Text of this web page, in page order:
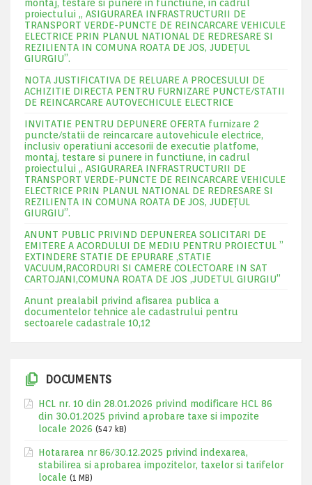
montaj, testare si punere in functiune, in cadrul
proiectului „ ASIGURAREA INFRASTRUCTURII DE
TRANSPORT VERDE-PUNCTE DE REINCARCARE VEHICULE
ELECTRICE PRIN PLANUL NATIONAL DE REDRESARE SI
REZILIENTA IN COMUNA ROATA DE JOS, JUDEŢUL
GIURGIU”.
NOTA JUSTIFICATIVA DE RELUARE A PROCESULUI DE
ACHIZITIE DIRECTA PENTRU FURNIZARE PUNCTE/STATII
DE REINCARCARE AUTOVECHICULE ELECTRICE
INVITATIE PENTRU DEPUNERE OFERTA furnizare 2
puncte/statii de reincarcare autovehicule electrice,
inclusiv operatiuni accesorii de executie platfome,
montaj, testare si punere in functiune, in cadrul
proiectului „ ASIGURAREA INFRASTRUCTURII DE
TRANSPORT VERDE-PUNCTE DE REINCARCARE VEHICULE
ELECTRICE PRIN PLANUL NATIONAL DE REDRESARE SI
REZILIENTA IN COMUNA ROATA DE JOS, JUDEŢUL
GIURGIU”.
ANUNT PUBLIC PRIVIND DEPUNEREA SOLICITARI DE
EMITERE A ACORDULUI DE MEDIU PENTRU PROIECTUL ”
EXTINDERE STATIE DE EPURARE ,STATIE
VACUUM,RACORDURI SI CAMERE COLECTOARE IN SAT
CARTOJANI,COMUNA ROATA DE JOS ,JUDETUL GIURGIU”
Anunt prealabil privind afisarea publica a
documentelor tehnice ale cadastrului pentru
sectoarele cadastrale 10,12
DOCUMENTS
HCL nr. 10 din 28.01.2026 privind modificare HCL 86
din 30.01.2025 privind aprobare taxe si impozite
locale 2026 (547 kB)
Hotararea nr 86/30.12.2025 privind indexarea,
stabilirea si aprobarea impozitelor, taxelor si tarifelor
locale (1 MB)